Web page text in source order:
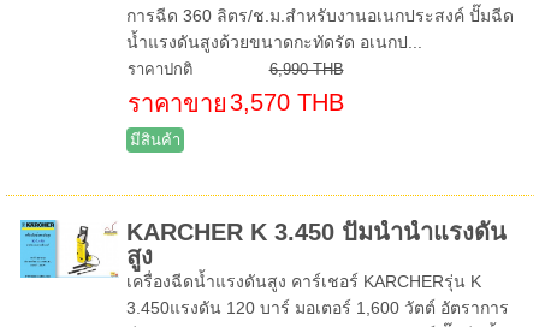
การฉีด 360 ลิตร/ช.ม.สำหรับงานอเนกประสงค์ ปั๊มฉีด
น้ำแรงดันสูงด้วยขนาดกะทัดรัด อเนกป...
ราคาปกติ 6,990 THB
ราคาขาย3,570 THB
มีสินค้า
KARCHER K 3.450 ปั๊มน้ำน้ำแรงดัน
สูง
เครื่องฉีดน้ำแรงดันสูง คาร์เชอร์ KARCHERรุ่น K
3.450แรงดัน 120 บาร์ มอเตอร์ 1,600 วัตต์ อัตราการ